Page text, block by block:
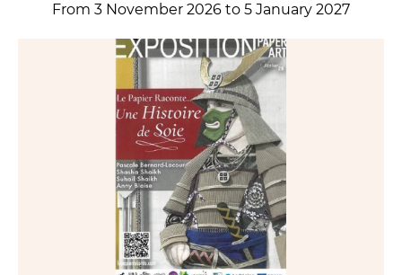
From 3 November 2026 to 5 January 2027